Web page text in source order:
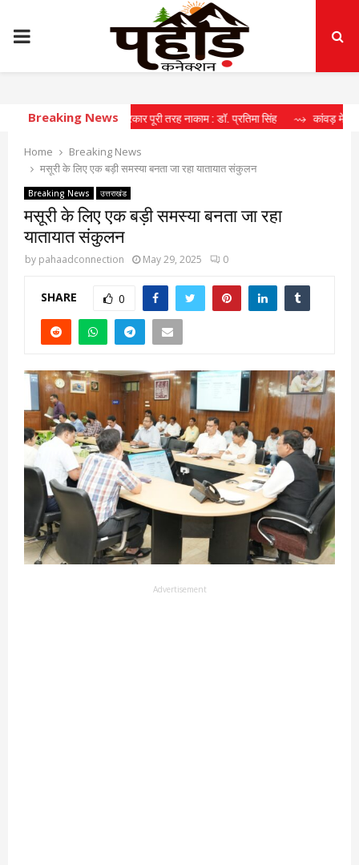
PRIMARY
MENU
Breaking News
पर धामी सरकार पूरी तरह नाकाम : डॉ. प्रतिमा सिंह ⇝ कांवड़ मेले में मील का
Home
Breaking News
मसूरी के लिए एक बड़ी समस्या बनता जा रहा यातायात संकुलन
Breaking News उत्तराखंड
मसूरी के लिए एक बड़ी समस्या बनता जा रहा
यातायात संकुलन
by pahaadconnection May 29, 2025 0
SHARE 0
Advertisement